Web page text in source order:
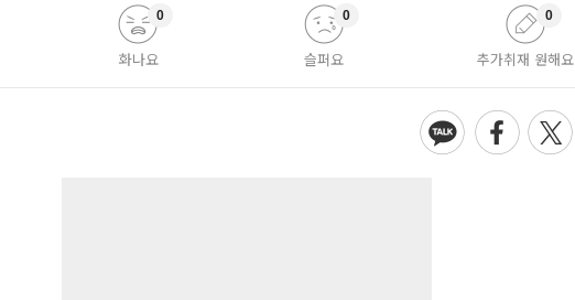
화나요
0
슬퍼요
0
추가취재 원해요
0